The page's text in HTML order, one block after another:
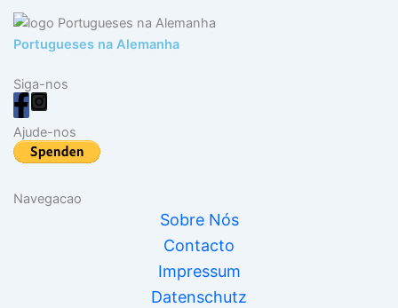
Portugueses na Alemanha
Siga-nos
Ajude-nos
Navegacao
Sobre Nós
Contacto
Impressum
Datenschutz